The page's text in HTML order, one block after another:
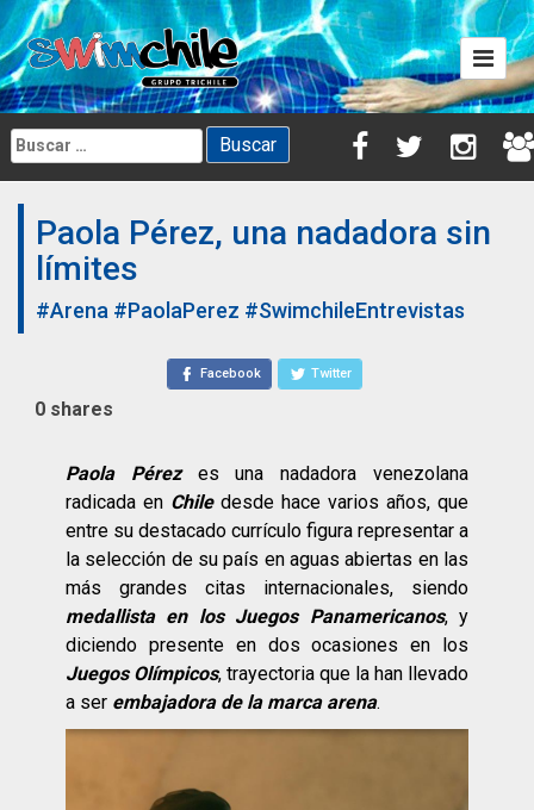
Skip
to
content
Buscar:
Paola Pérez, una nadadora sin
límites
#Arena #PaolaPerez #SwimchileEntrevistas
Facebook Twitter
0 shares
Paola Pérezes una nadadora venezolana
radicada en Chile desde hace varios años, que
entre su destacado currículo figura representar a
la selección de su país en aguas abiertas en las
más grandes citas internacionales, siendo
medallista en los Juegos Panamericanos, y
diciendo presente en dos ocasiones en los
Juegos Olímpicos, trayectoria que la han llevado
a ser embajadora de la marca arena.